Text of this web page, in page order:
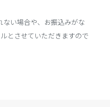
ない場合や、お振込みがな
とさせていただきますので